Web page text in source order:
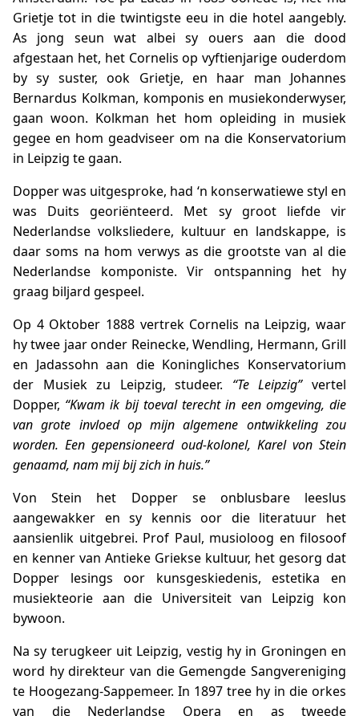
Grietje tot in die twintigste eeu in die hotel aangebly.
As jong seun wat albei sy ouers aan die dood
afgestaan het, het Cornelis op vyftienjarige ouderdom
by sy suster, ook Grietje, en haar man Johannes
Bernardus Kolkman, komponis en musiekonderwyser,
gaan woon. Kolkman het hom opleiding in musiek
gegee en hom geadviseer om na die Konservatorium
in Leipzig te gaan.
Dopper was uitgesproke, had ‘n konserwatiewe styl en
was Duits georiënteerd. Met sy groot liefde vir
Nederlandse volksliedere, kultuur en landskappe, is
daar soms na hom verwys as die grootste van al die
Nederlandse komponiste. Vir ontspanning het hy
graag biljard gespeel.
Op 4 Oktober 1888 vertrek Cornelis na Leipzig, waar
hy twee jaar onder Reinecke, Wendling, Hermann, Grill
en Jadassohn aan die Koningliches Konservatorium
der Musiek zu Leipzig, studeer. “Te Leipzig”vertel
Dopper, “Kwam ik bij toeval terecht in een omgeving, die
van grote invloed op mijn algemene ontwikkeling zou
worden. Een gepensioneerd oud-kolonel, Karel von Stein
genaamd, nam mij bij zich in huis.”
Von Stein het Dopper se onblusbare leeslus
aangewakker en sy kennis oor die literatuur het
aansienlik uitgebrei. Prof Paul, musioloog en filosoof
en kenner van Antieke Griekse kultuur, het gesorg dat
Dopper lesings oor kunsgeskiedenis, estetika en
musiekteorie aan die Universiteit van Leipzig kon
bywoon.
Na sy terugkeer uit Leipzig, vestig hy in Groningen en
word hy direkteur van die Gemengde Sangvereniging
te Hoogezang-Sappemeer. In 1897 tree hy in die orkes
van die Nederlandse Opera en as tweede